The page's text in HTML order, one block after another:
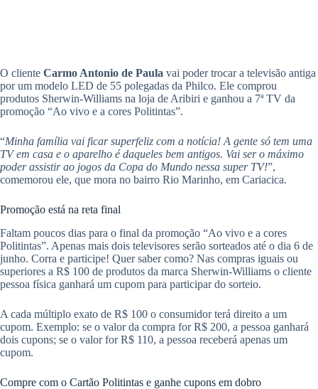
O cliente Carmo Antonio de Paula vai poder trocar a televisão antiga
por um modelo LED de 55 polegadas da Philco. Ele comprou
produtos Sherwin-Williams na loja de Aribiri e ganhou a 7ª TV da
promoção “Ao vivo e a cores Politintas”.
“Minha família vai ficar superfeliz com a notícia! A gente só tem uma
TV em casa e o aparelho é daqueles bem antigos. Vai ser o máximo
poder assistir ao jogos da Copa do Mundo nessa super TV!”,
comemorou ele, que mora no bairro Rio Marinho, em Cariacica.
Promoção está na reta final
Faltam poucos dias para o final da promoção “Ao vivo e a cores
Politintas”. Apenas mais dois televisores serão sorteados até o dia 6 de
junho. Corra e participe! Quer saber como? Nas compras iguais ou
superiores a R$ 100 de produtos da marca Sherwin-Williams o cliente
pessoa física ganhará um cupom para participar do sorteio.
A cada múltiplo exato de R$ 100 o consumidor terá direito a um
cupom. Exemplo: se o valor da compra for R$ 200, a pessoa ganhará
dois cupons; se o valor for R$ 110, a pessoa receberá apenas um
cupom.
Compre com o Cartão Politintas e ganhe cupons em dobro